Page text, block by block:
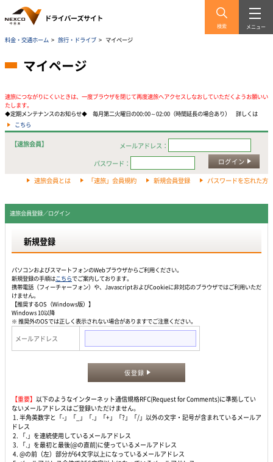
検索 メニュー
料金・交通ホーム > 旅行・ドライブ > マイページ
マイページ
速旅につながりにくいときは、一度ブラウザを閉じて再度速旅へアクセスしなおしていただくようお願いい
たします。
◆定期メンテナンスのお知らせ◆ 毎月第二火曜日の00:00～02:00（時間延長の場合あり） 詳しくは
こちら
【速旅会員】
メールアドレス：
パスワード：
ログイン
速旅会員とは 「速旅」会員規約 新規会員登録 パスワードを忘れた方
速旅会員登録／ログイン
新規登録
パソコンおよびスマートフォンのWebプラウザからご利用ください。
新規登録の手順はこちらでご案内しております。
携帯電話（フィーチャーフォン）や、JavascriptおよびCookieに非対応のブラウザではご利用いただ
けません。
【推奨するOS（Windows版）】
Windows 10以降
※ 推奨外のOSでは正しく表示されない場合がありますでご注意ください。
メールアドレス
仮登録
【重要】 以下のようなインターネット通信規格RFC(Request for Comments)に準拠してい
ないメールアドレスはご登録いただけません。
1. 半角英数字と「-」「_」「.」「+」「?」「/」以外の文字・記号が含まれているメールア
ドレス
2. 「.」を連続使用しているメールアドレス
3. 「.」を最初と最後(@の直前)に使っているメールアドレス
4. @の前（左）部分が64文字以上になっているメールアドレス